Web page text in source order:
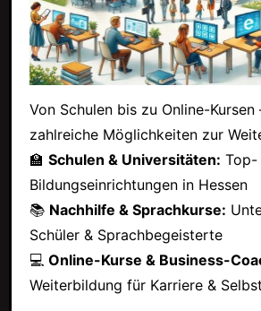
Von Schulen bis zu Online-
zahlreiche Möglichkeiten zur
🏫 Schulen & Universitäten: Top-
Bildungseinrichtungen in Hessen
📚 Nachhilfe & Sprachkurse:
Schüler & Sprachbegeisterte
💻 Online-Kurse & Business-
Weiterbildung für Karriere &